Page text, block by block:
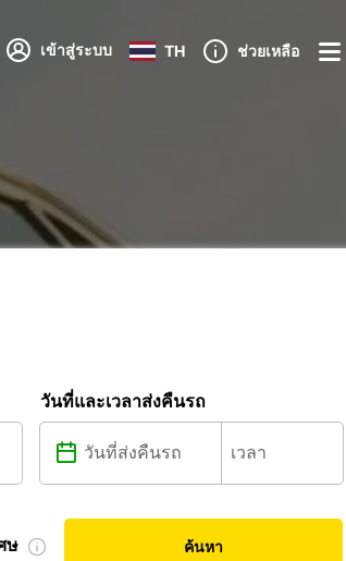
เข้าสู่ระบบ TH ช่วยเหลือ
วันที่และเวลาส่งคืนรถ
ษ ค้นหา